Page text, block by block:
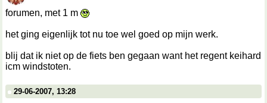
forumen, met 1 m
het ging eigenlijk tot nu toe wel goed op mijn werk.
blij dat ik niet op de fiets ben gegaan want het regent keihard
icm windstoten.
29-06-2007, 13:28